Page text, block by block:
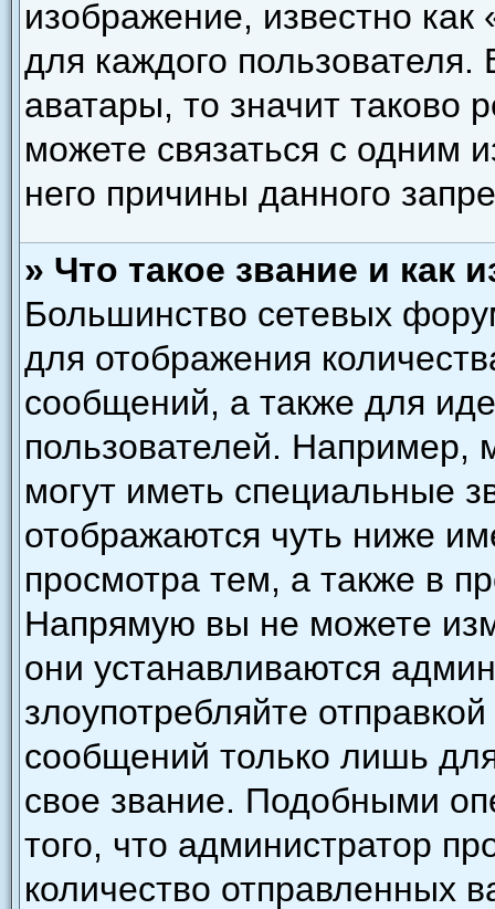
изображение, известно
для каждого
аватары, то значит
можете связаться с одним
него причины данного
» Что такое звание и как
Большинство сетевых
для отображения
сообщений, а также для
пользователей. Например,
могут иметь специальные
отображаются чуть ниже
просмотра тем, а также в
Напрямую вы не можете
они устанавливаются
злоупотребляйте
сообщений только лишь
свое звание. Подобными
того, что администратор
количество отправленных